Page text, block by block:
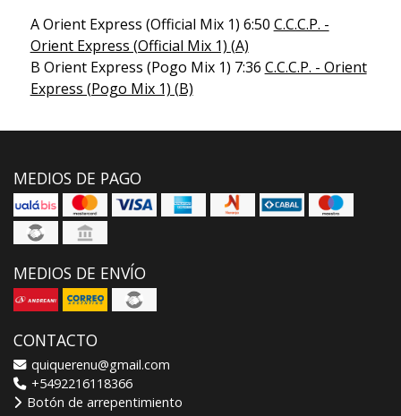
A Orient Express (Official Mix 1) 6:50 C.C.C.P. -
Orient Express (Official Mix 1) (A)
B Orient Express (Pogo Mix 1) 7:36 C.C.C.P. - Orient
Express (Pogo Mix 1) (B)
MEDIOS DE PAGO
MEDIOS DE ENVÍO
CONTACTO
quiquerenu@gmail.com
+5492216118366
Botón de arrepentimiento